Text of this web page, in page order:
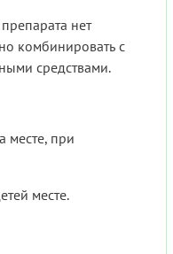
нет
комбинировать с
средствами.
месте, при
месте.